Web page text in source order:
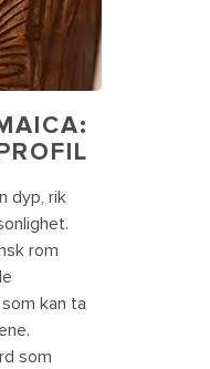
dyp, rik
rom
kan ta
som